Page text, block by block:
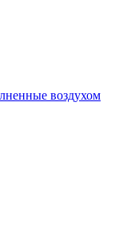
воздухом